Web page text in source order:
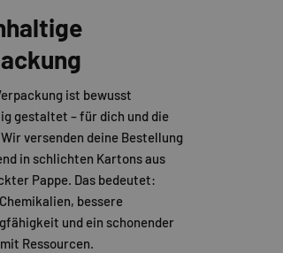
ist bewusst
gestaltet – für dich und die
versenden deine Bestellung
in schlichten Kartons aus
Pappe. Das bedeutet:
bessere
und ein schonender
Ressourcen.